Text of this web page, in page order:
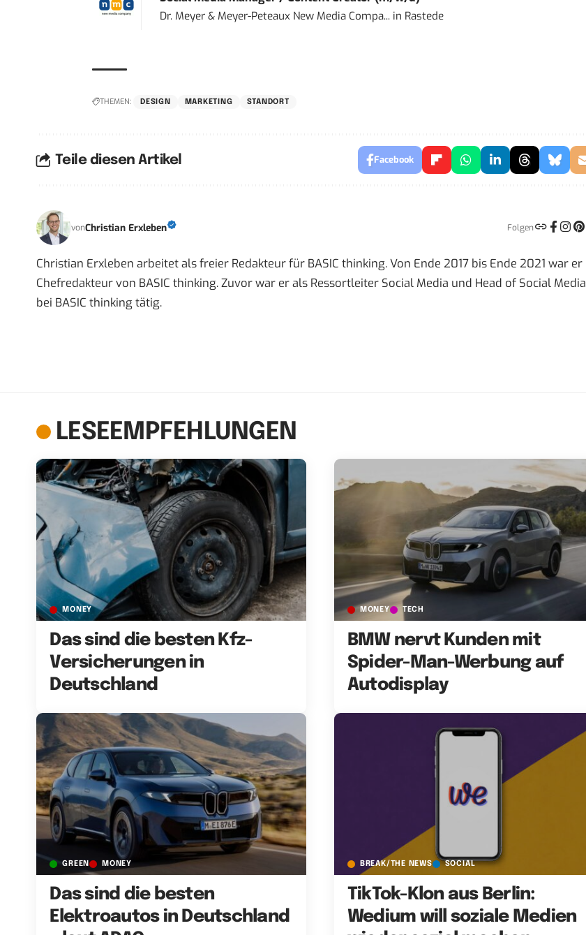
Dr. Meyer & Meyer-Peteaux New Media Compa...in Rastede
THEMEN: DESIGN MARKETING STANDORT
Teile diesen Artikel Facebook
vonChristian Erxleben Folgen
Christian Erxleben arbeitet als freier Redakteur für BASIC thinking. Von Ende 2017 bis Ende 2021 war er
Chefredakteur von BASIC thinking. Zuvor war er als Ressortleiter Social Media und Head of Social Media
bei BASIC thinking tätig.
LESEEMPFEHLUNGEN
MONEY
Das sind die besten Kfz-
Versicherungen in
Deutschland
MONEY TECH
BMW nervt Kunden mit
Spider-Man-Werbung auf
Autodisplay
GREEN MONEY
Das sind die besten
Elektroautos in Deutschland
BREAK/THE NEWS SOCIAL
TikTok-Klon aus Berlin:
Wedium will soziale Medien